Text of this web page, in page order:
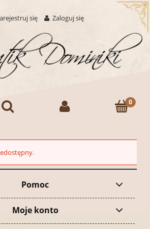
się Zaloguj się
Pomoc
Moje konto